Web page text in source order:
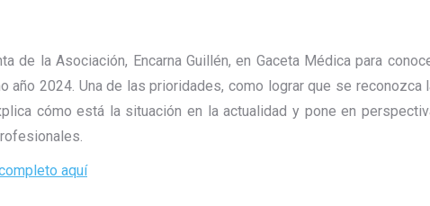
de la Asociación, Encarna Guillén, en Gaceta Médica para
año 2024. Una de las prioridades, como lograr que se reconozca
cómo está la situación en la actualidad y pone en
aquí